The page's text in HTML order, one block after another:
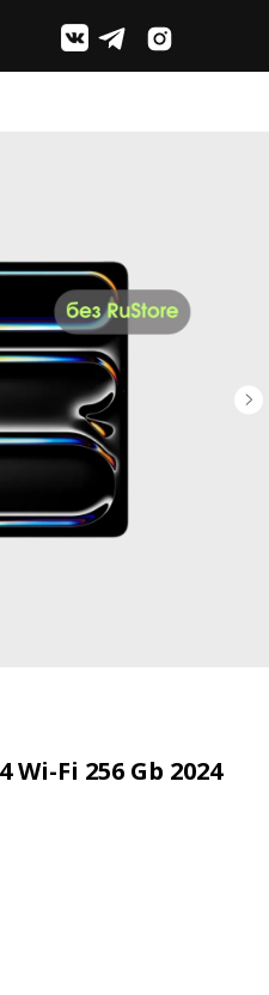
Fi 256 Gb 2024